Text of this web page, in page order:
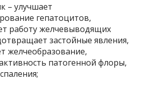
– улучшает
гепатоцитов,
работу желчевыводящих
застойные явления,
желчеобразование,
патогенной флоры,